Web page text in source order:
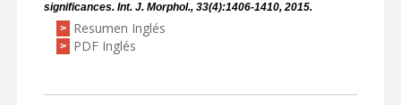
significances. Int. J. Morphol., 33(4):1406-1410, 2015.
>
Resumen Inglés
> PDF Inglés